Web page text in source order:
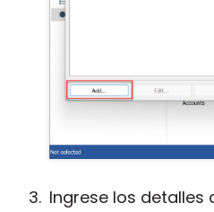
Ingrese los